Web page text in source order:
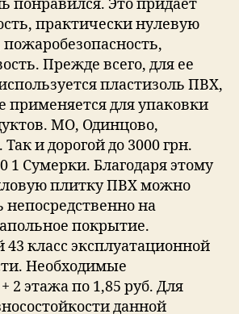
понравился. Это придает
практически нулевую
Прежде всего, для ее
пластизоль ПВХ,
применяется для упаковки
МО, Одинцово,
и дорогой до 3000 грн.
1 Сумерки. Благодаря этому
плитку ПВХ можно
непосредственно на
покрытие.
класс эксплуатационной
Необходимые
2 этажа по 1,85 руб. Для
данной